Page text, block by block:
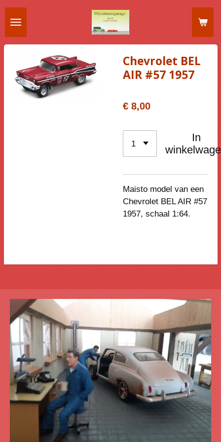
Ga
direct
naar
de
hoofdinhoud
Chevrolet BEL
AIR #57 1957
€ 8,00
In
Maisto model van een
Chevrolet BEL AIR #57
1957, schaal 1:64.